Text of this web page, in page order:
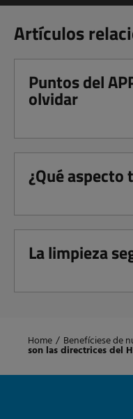
Artículos
Puntos del
olvidar
¿Qué aspecto
La limpieza
Home / Benefíciese de
son las directrices del